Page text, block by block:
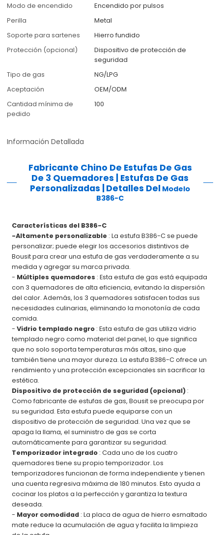
Modo de encendido
Encendido por pulsos
Perilla
Metal
Soporte para sartenes
Hierro fundido
Protección (opcional)
Dispositivo de protección de
seguridad
Tipo de gas
NG/LPG
Aceptación
OEM/ODM
Cantidad mínima de
pedido
100
Información Detallada
Fabricante Chino De Estufas De Gas
De 3 Quemadores | Estufas De Gas
Personalizadas |Detalles Del Modelo
B386-C
Características del B386-C
-Altamente personalizable : La estufa B386-C se puede
personalizar; puede elegir los accesorios distintivos de
Bousit para crear una estufa de gas verdaderamente a su
medida y agregar su marca privada.
- Múltiples quemadores : Esta estufa de gas está equipada
con 3 quemadores de alta eficiencia, evitando la dispersión
del calor. Además, los 3 quemadores satisfacen todas sus
necesidades culinarias, eliminando la monotonía de cada
comida.
-Vidrio templado negro : Esta estufa de gas utiliza vidrio
templado negro como material del panel, lo que significa
que no solo soporta temperaturas más altas, sino que
también tiene una mayor dureza. La estufa B386-C ofrece un
rendimiento y una protección excepcionales sin sacrificar la
estética.
Dispositivo de protección de seguridad (opcional) :
Como fabricante de estufas de gas, Bousit se preocupa por
su seguridad. Esta estufa puede equiparse con un
dispositivo de protección de seguridad. Una vez que se
apaga la llama, el suministro de gas se corta
automáticamente para garantizar su seguridad.
Temporizador integrado : Cada uno de los cuatro
quemadores tiene su propio temporizador. Los
temporizadores funcionan de forma independiente y tienen
una cuenta regresiva máxima de 180 minutos. Esto ayuda a
cocinar los platos a la perfección y garantiza la textura
deseada.
- Mayor comodidad : La placa de agua de hierro esmaltado
mate reduce la acumulación de agua y facilita la limpieza